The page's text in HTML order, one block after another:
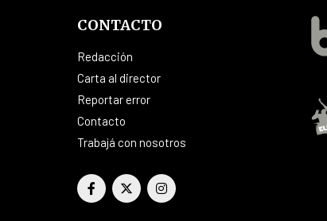
CONTACTO
Redacción
Carta al director
Reportar error
Contacto
Trabajá con nosotros